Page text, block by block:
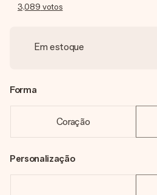
3,089 votos
Em estoque
Forma
Coração
Personalização